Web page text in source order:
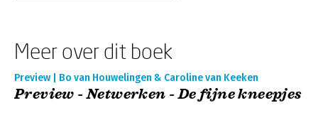
Meer over dit boek
Preview | Bo van Houwelingen & Caroline van Keeken
Preview - Netwerken - De fijne kneepjes